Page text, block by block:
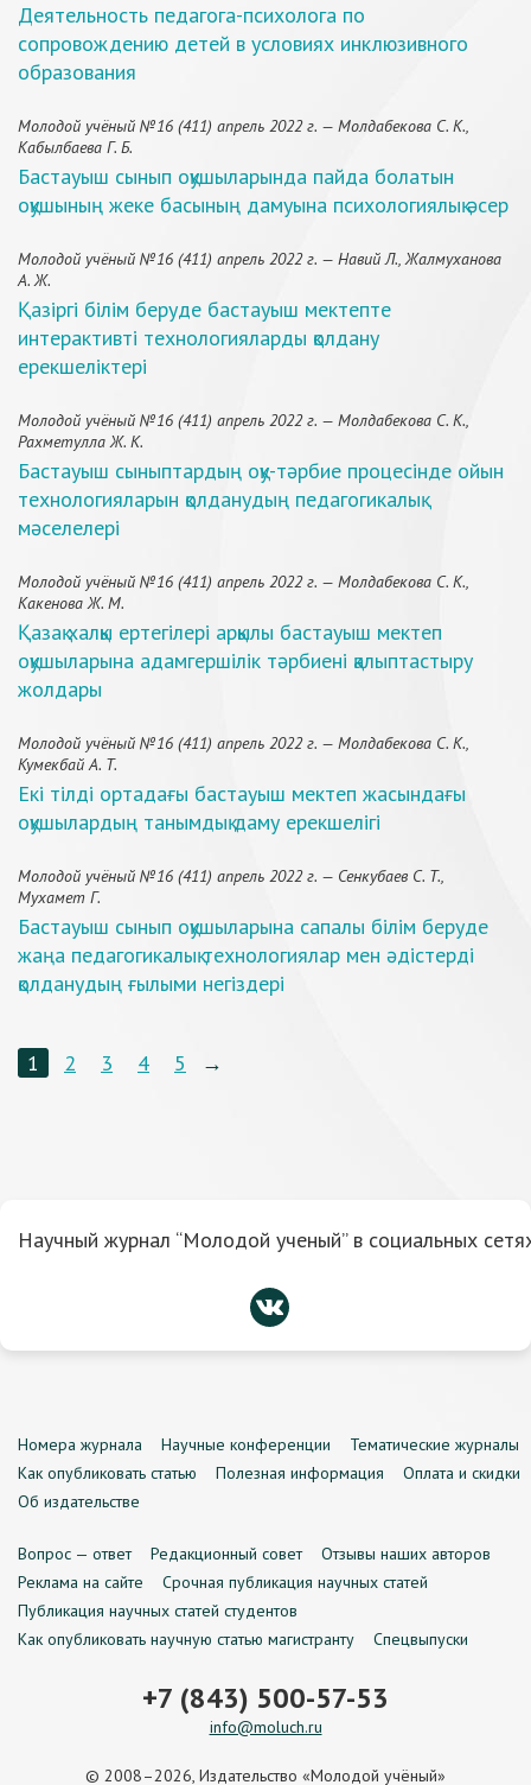
Деятельность педагога-психолога по
сопровождению детей в условиях инклюзивного
образования
Молодой учёный №16 (411) апрель 2022 г. — Молдабекова С. К.,
Кабылбаева Г. Б.
Бастауыш сынып оқушыларында пайда болатын
оқушының жеке басының дамуына психологиялық әсер
Молодой учёный №16 (411) апрель 2022 г. — Навий Л., Жалмуханова
А. Ж.
Қазіргі білім беруде бастауыш мектепте
интерактивті технологияларды қолдану
ерекшеліктері
Молодой учёный №16 (411) апрель 2022 г. — Молдабекова С. К.,
Рахметулла Ж. К.
Бастауыш сыныптардың оқу-тәрбие процесінде ойын
технологияларын қолданудың педагогикалық
мәселелері
Молодой учёный №16 (411) апрель 2022 г. — Молдабекова С. К.,
Какенова Ж. М.
Қазақ халқы ертегілері арқылы бастауыш мектеп
оқушыларына адамгершілік тәрбиені қалыптастыру
жолдары
Молодой учёный №16 (411) апрель 2022 г. — Молдабекова С. К.,
Кумекбай А. Т.
Екі тілді ортадағы бастауыш мектеп жасындағы
оқушылардың танымдық даму ерекшелігі
Молодой учёный №16 (411) апрель 2022 г. — Сенкубаев С. Т.,
Мухамет Г.
Бастауыш сынып оқушыларына сапалы білім беруде
жаңа педагогикалық технологиялар мен әдістерді
қолданудың ғылыми негіздері
1 2 3 4 5 →
Научный журнал “Молодой ученый” в социальных
Номера журнала Научные конференции
Тематические журналы
Как опубликовать статью
Полезная информация
Оплата и скидки
Об издательстве
Вопрос — ответ Редакционный совет
Отзывы наших авторов
Реклама на сайте
Срочная публикация научных статей
Публикация научных статей студентов
Как опубликовать научную статью магистранту
Спецвыпуски
+7 (843) 500-57-53
info@moluch.ru
© 2008–2026, Издательство «Молодой учёный»